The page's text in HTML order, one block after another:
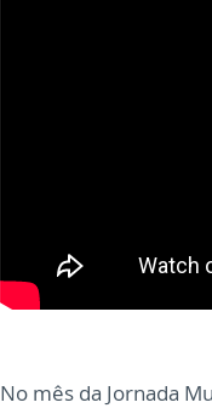
No mês da Jornada